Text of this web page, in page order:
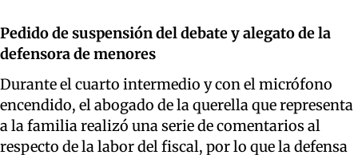
Pedido de suspensión del debate y alegato de la
defensora de menores
Durante el cuarto intermedio y con el micrófono
encendido, el abogado de la querella que representa
a la familia realizó una serie de comentarios al
respecto de la labor del fiscal, por lo que la defensa